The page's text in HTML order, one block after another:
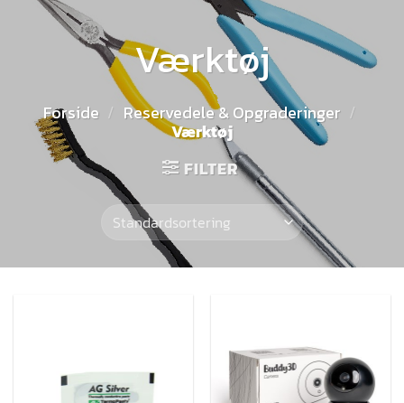
Værktøj
Forside / Reservedele & Opgraderinger /
Værktøj
FILTER